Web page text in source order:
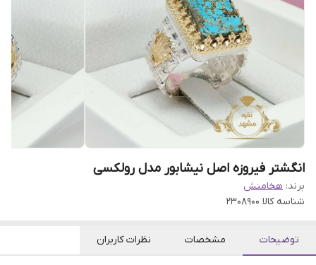
انگشتر فیروزه اصل نیشابور مدل رولکسی
برند: هخامنش
شناسه کالا 2308900
توضیحات مشخصات نظرات کاربران